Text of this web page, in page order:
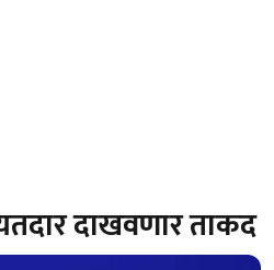
दाखवणार ताकद